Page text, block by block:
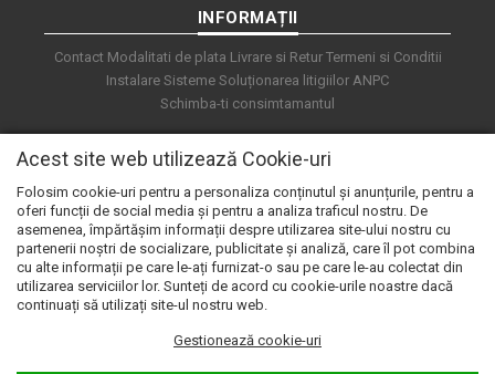
INFORMAȚII
Contact Modalitati de plata Livrare si Retur Termeni si Conditii
Instalare Sisteme Soluționarea litigiilor ANPC
Schimba-ti consimtamantul
Acest site web utilizează Cookie-uri
Folosim cookie-uri pentru a personaliza conținutul și anunțurile, pentru a
oferi funcții de social media și pentru a analiza traficul nostru. De
asemenea, împărtășim informații despre utilizarea site-ului nostru cu
partenerii noștri de socializare, publicitate și analiză, care îl pot combina
cu alte informații pe care le-ați furnizat-o sau pe care le-au colectat din
utilizarea serviciilor lor. Sunteți de acord cu cookie-urile noastre dacă
continuați să utilizați site-ul nostru web.
Gestionează cookie-uri